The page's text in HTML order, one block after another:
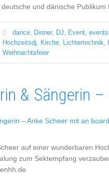
und dänische
dance, Dinner, DJ, Event, events
Hochzeitsdj, Kirche, Lichtertechnik,
Weihnachtsfeier
& Sängerin
auf einer wunderbaren
zum Sektempfang